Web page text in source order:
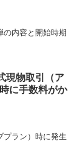
の内容と開始時期
現物取引（ア
に手数料がか
プラン）時に発生